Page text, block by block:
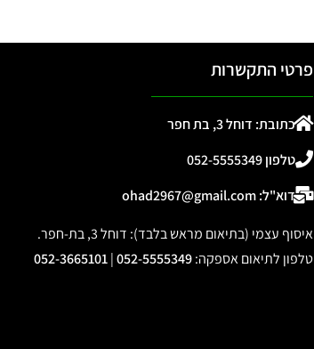
פרטי התקשרות
כתובת: דוחל 3, בת חפר
טלפון 052-5555349
דוא"ל: ohad2967@gmail.com
איסוף עצמי (בתיאום מראש בלבד): דוחל 3, בת-חפר.
טלפון לתיאום אספקה:
052-5555349
|
052-3665101